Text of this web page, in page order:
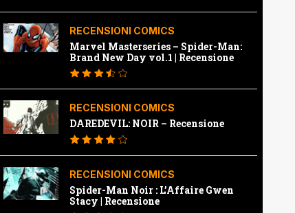
RECENSIONI COMICS
Marvel Masterseries – Spider-Man:
Brand New Day vol.1 | Recensione
RECENSIONI COMICS
DAREDEVIL: NOIR – Recensione
RECENSIONI COMICS
Spider-Man Noir : L’Affaire Gwen
Stacy | Recensione